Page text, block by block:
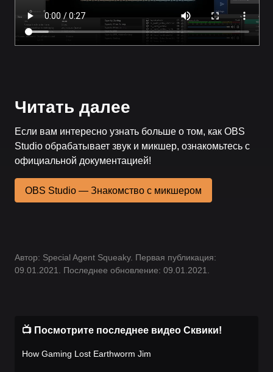
Читать далее
Если вам интересно узнать больше о том, как OBS
Studio обрабатывает звук и микшер, ознакомьтесь с
официальной документацией!
OBS Studio — Знакомство с микшером
Автор: Special Agent Squeaky. Первая публикация:
09.01.2021. Последнее обновление: 09.01.2021.
📺 Посмотрите последнее видео Сквики!
How Gaming Lost Earthworm Jim